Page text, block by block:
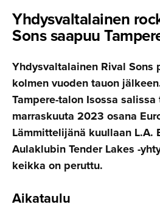
Yhdysval­ta­lainen
Sons saapuu
Yhdysvaltalainen Rival Sons
kolmen vuoden tauon
Tampere-talon Isossa
marraskuuta 2023 osana
Lämmittelijänä kuullaan L.A.
Aulaklubin Tender Lakes -
keikka on peruttu.
Aikataulu